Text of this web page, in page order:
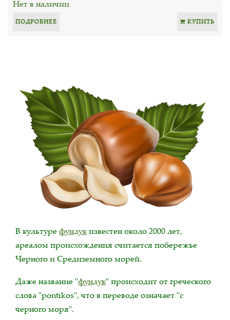
Нет в наличии
ПОДРОБНЕЕ КУПИТЬ
В культуре фундукизвестен около 2000 лет,
ареалом происхождения считается побережье
Черного и Средиземного морей.
Даже название "фундук" происходит от греческого
слова "pontikos", что в переводе означает "с
черного моря".